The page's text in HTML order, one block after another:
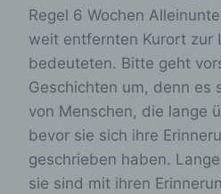
Regel 6 Wochen
weit entfernten Kurort zur
bedeuteten. Bitte geht
Geschichten um, denn es
von Menschen, die lange
bevor sie sich ihre
geschrieben haben.
sie sind mit ihren